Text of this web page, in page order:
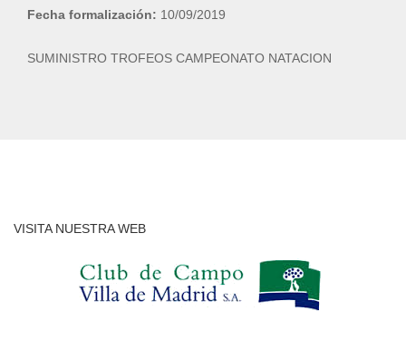
Fecha formalización: 10/09/2019
SUMINISTRO TROFEOS CAMPEONATO NATACION
VISITA NUESTRA WEB